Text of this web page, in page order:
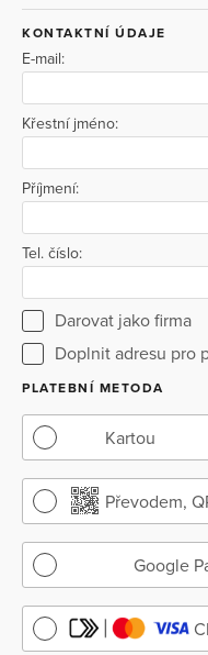
přirozenému a
běžnou společností, k
Za podporu moc
KONTAKTNÍ ÚDAJE
E-mail:
Křestní jméno:
Příjmení:
Tel. číslo:
Darovat jako firma
Doplnit adresu pro
PLATEBNÍ METODA
Kartou
Převodem,
Google